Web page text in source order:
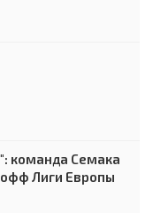
команда Семака
Лиги Европы